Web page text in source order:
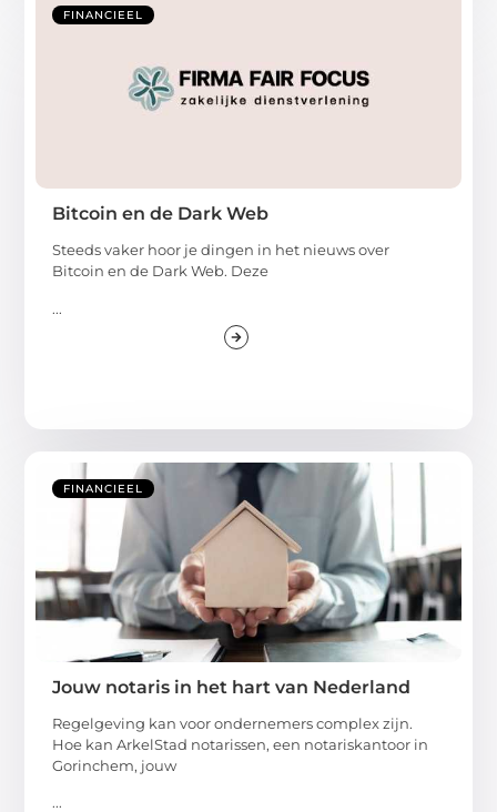
FINANCIEEL
Bitcoin en de Dark Web
Steeds vaker hoor je dingen in het nieuws over
Bitcoin en de Dark Web. Deze
...
FINANCIEEL
Jouw notaris in het hart van Nederland
Regelgeving kan voor ondernemers complex zijn.
Hoe kan ArkelStad notarissen, een notariskantoor in
Gorinchem, jouw
...